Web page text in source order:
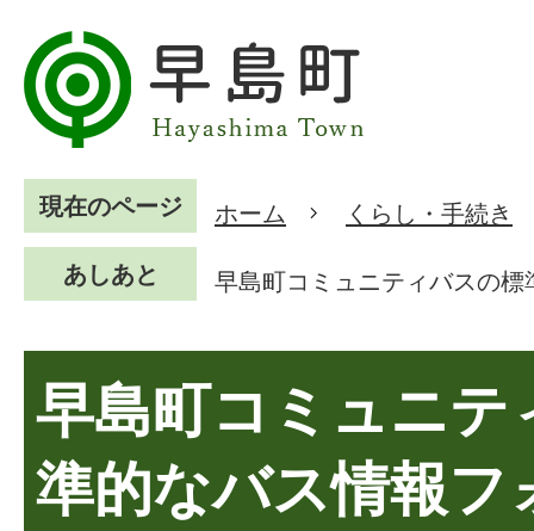
現在のページ ホーム くらし・手続き
あしあと 早島町コミュニティバスの
早島町コミュニテ
準的なバス情報フ